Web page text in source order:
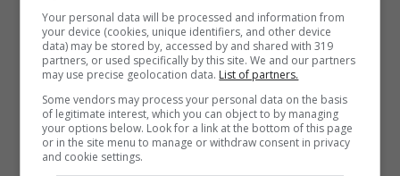
scelte donne con professioni ben definite e
super preparate.
10 giorni fa, la telefonata diAmadeus: “hai
voglia di fare una serata del Festival con
me? ”racconta con profondo entusiasmo la
Your personal data will be processed and information from
your device (cookies, unique identifiers, and other device
data) may be stored by, accessed by and shared with 319
partners, or used specifically by this site. We and our partners
may use precise geolocation data. List of partners.
Some vendors may process your personal data on the basis
of legitimate interest, which you can object to by managing
your options below. Look for a link at the bottom of this page
or in the site menu to manage or withdraw consent in privacy
and cookie settings.